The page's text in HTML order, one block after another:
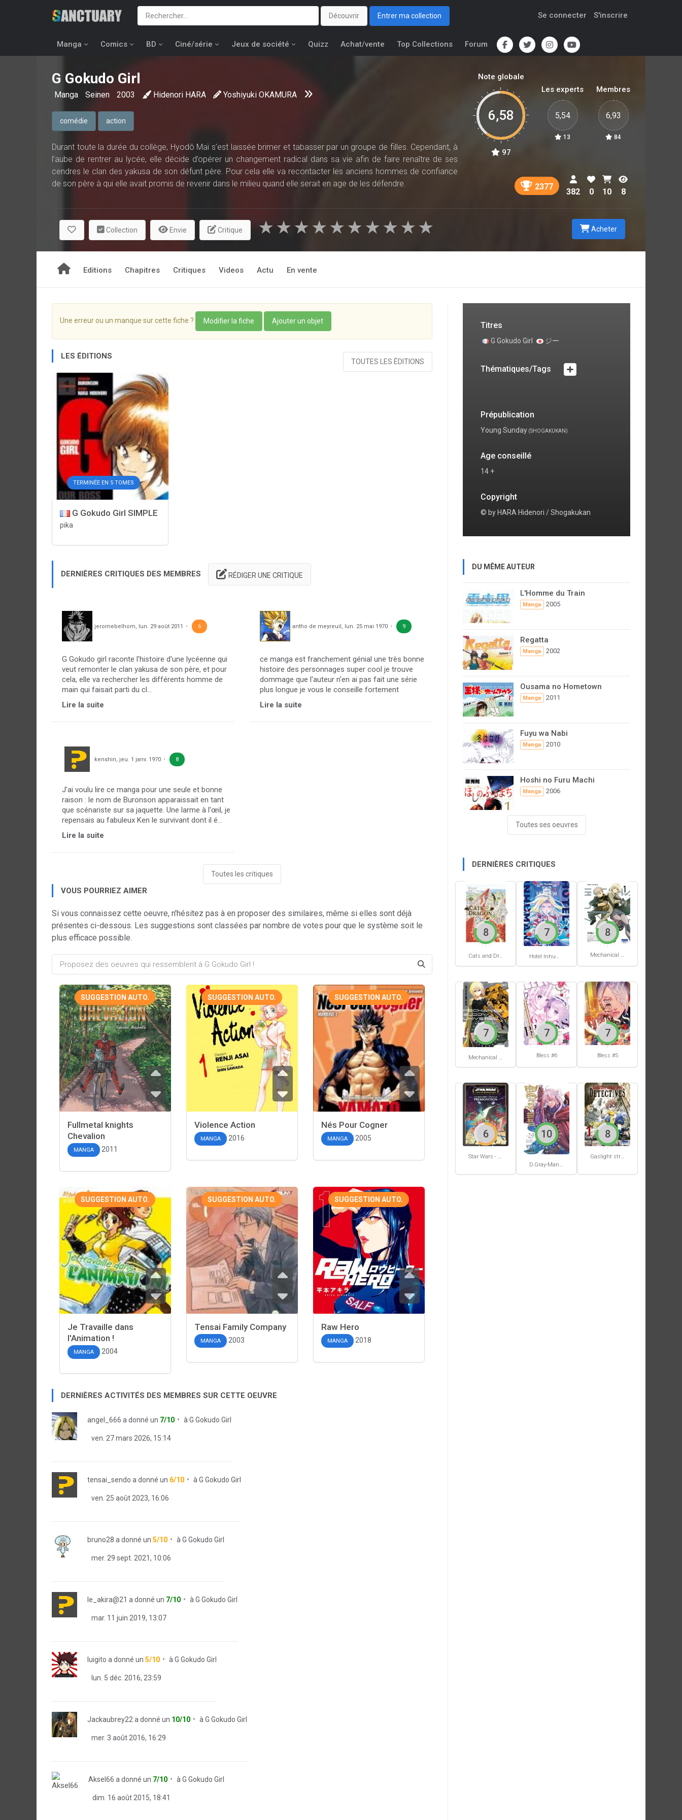
Découvrir Entrer ma collection Se connecter S'inscrire
Manga Comics BD Ciné/série Jeux de société Quizz Achat/vente Top Collections Forum
G Gokudo Girl
Manga Seinen 2003 Hidenori HARA Yoshiyuki OKAMURA
comédie action
Durant toute la durée du collège, Hyodô Maï s’est laissée brimer et tabasser par un groupe de filles. Cependant, à
l’aube de rentrer au lycée, elle décide d’opérer un changement radical dans sa vie afin de faire renaître de ses
cendres le clan des yakusa de son défunt père. Pour cela elle va recontacter les anciens hommes de confiance
de son père à qui elle avait promis de revenir dans le milieu quand elle serait en age de les défendre.
Note globale
6,58
97
Les experts
5,54
13
Membres
6,93
84
2377
382 0 10 8
Collection Envie Critique ★
★
★
★
★
★
★
★
★
★ Acheter
Editions Chapitres Critiques Videos Actu En vente
Une erreur ou un manque sur cette fiche ? Modifier la fiche Ajouter un objet
LES ÉDITIONS
TOUTES LES ÉDITIONS
TERMINÉE EN 5 TOMES
G Gokudo Girl SIMPLE
pika
DERNIÈRES CRITIQUES DES MEMBRES RÉDIGER UNE CRITIQUE
jeromebelhom, lun. 29 août 2011 6
G Gokudo girl raconte l'histoire d'une lycéenne qui
veut remonter le clan yakusa de son père, et pour
cela, elle va rechercher les différents homme de
main qui faisait parti du cl...
Lire la suite
antho de meyreuil, lun. 25 mai 1970 9
ce manga est franchement génial une très bonne
histoire des personnages super cool je trouve
dommage que l'auteur n'en ai pas fait une série
plus longue je vous le conseille fortement
Lire la suite
kenshin, jeu. 1 janv. 1970 8
J’ai voulu lire ce manga pour une seule et bonne
raison : le nom de Buronson apparaissait en tant
que scénariste sur sa jaquette. Une larme à l’œil, je
repensais au fabuleux Ken le survivant dont il é...
Lire la suite
Toutes les critiques
VOUS POURRIEZ AIMER
Si vous connaissez cette oeuvre, n'hésitez pas à en proposer des similaires, même si elles sont déjà
présentes ci-dessous. Les suggestions sont classées par nombre de votes pour que le système soit le
plus efficace possible.
SUGGESTION AUTO.
Fullmetal knights
Chevalion
MANGA 2011
SUGGESTION AUTO.
Violence Action
MANGA 2016
SUGGESTION AUTO.
Nés Pour Cogner
MANGA 2005
SUGGESTION AUTO.
Je Travaille dans
l'Animation !
MANGA 2004
SUGGESTION AUTO.
Tensai Family Company
MANGA 2003
SUGGESTION AUTO.
Raw Hero
MANGA 2018
DERNIÈRES ACTIVITÉS DES MEMBRES SUR CETTE OEUVRE
angel_666 a donné un 7/10 à G Gokudo Girl
ven. 27 mars 2026, 15:14
tensai_sendo a donné un 6/10 à G Gokudo Girl
ven. 25 août 2023, 16:06
bruno28 a donné un 5/10 à G Gokudo Girl
mer. 29 sept. 2021, 10:06
le_akira@21 a donné un 7/10 à G Gokudo Girl
mar. 11 juin 2019, 13:07
luigito a donné un 5/10 à G Gokudo Girl
lun. 5 déc. 2016, 23:59
Jackaubrey22 a donné un 10/10 à G Gokudo Girl
mer. 3 août 2016, 16:29
Aksel66 a donné un 7/10 à G Gokudo Girl
dim. 16 août 2015, 18:41
Titres
G Gokudo Girl ジー
Thématiques/Tags
Prépublication
Young Sunday (SHOGAKUKAN)
Age conseillé
14 +
Copyright
© by HARA Hidenori / Shogakukan
DU MÊME AUTEUR
L'Homme du Train
Manga 2005
Regatta
Manga 2002
Ousama no Hometown
Manga 2011
Fuyu wa Nabi
Manga 2010
Hoshi no Furu Machi
Manga 2006
Toutes ses oeuvres
DERNIÈRES CRITIQUES
Cats and Dragon #3
8
Hotel Inhumans #1
7
Mechanical Buddy Universe #1
8
Mechanical Buddy Universe #0
7
Bless #6
7
Bless #5
7
6
D.Gray-Man #29
10 8